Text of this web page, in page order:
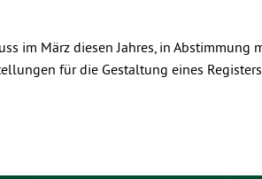
im März diesen Jahres, in Abstimmung
für die Gestaltung eines